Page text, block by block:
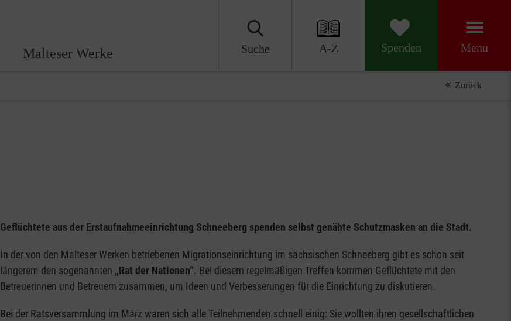
Malteser Werke Suche A-Z Spenden Menu
Zurück
Geflüchtete aus der Erstaufnahmeeinrichtung Schneeberg spenden selbst genähte Schutzmasken an die Stadt.
In der von den Malteser Werken betriebenen Migrationseinrichtung im sächsischen Schneeberg gibt es schon seit
längerem den sogenannten „Rat der Nationen“. Bei diesem regelmäßigen Treffen kommen Geflüchtete mit den
Betreuerinnen und Betreuern zusammen, um Ideen und Verbesserungen für die Einrichtung zu diskutieren.
Bei der Ratsversammlung im März waren sich alle Teilnehmenden schnell einig: Sie wollten ihren gesellschaftlichen